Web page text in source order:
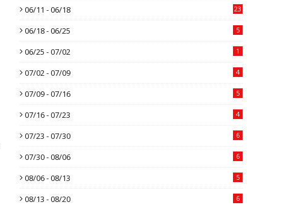
06/11 - 06/18 23
06/18 - 06/25 5
06/25 - 07/02 1
07/02 - 07/09 4
07/09 - 07/16 5
07/16 - 07/23 4
07/23 - 07/30 6
07/30 - 08/06 6
08/06 - 08/13 5
08/13 - 08/20 6